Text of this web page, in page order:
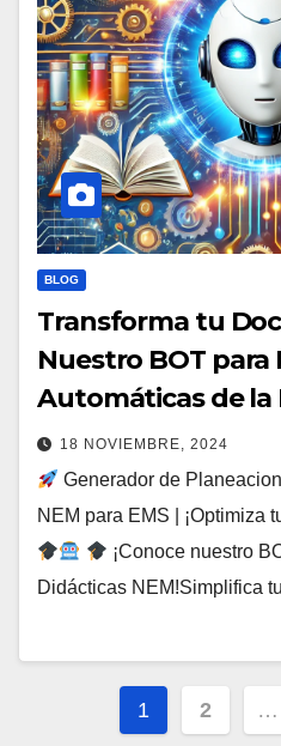
BLOG
Transforma tu
Nuestro BOT para
Automáticas de la
18 NOVIEMBRE, 2024
Generador de
NEM para EMS | ¡Optimiza
¡Conoce nuestro
Didácticas NEM!Simplifica
1 2 …